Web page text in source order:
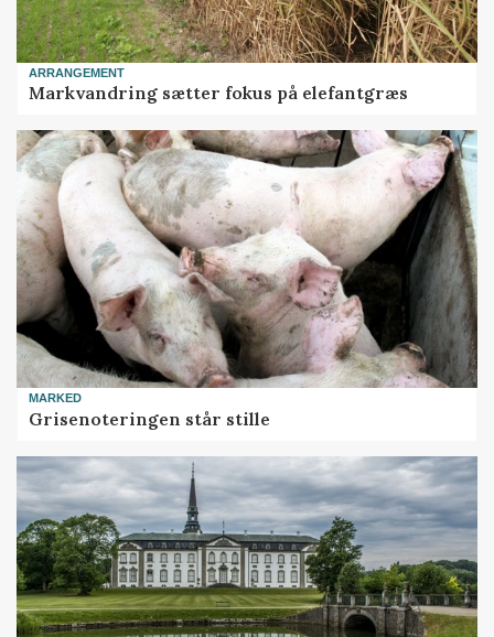
ARRANGEMENT
Markvandring sætter fokus på elefantgræs
MARKED
Grisenoteringen står stille